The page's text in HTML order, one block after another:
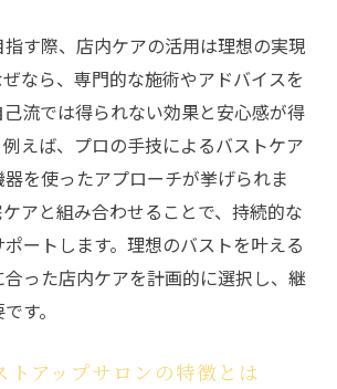
す際、店内ケアの活用は理想の実現
なら、専門的な施術やアドバイスを
流では得られない効果と安心感が得
えば、プロの手技によるバストケア
を使ったアプローチが挙げられま
アと組み合わせることで、持続的な
ートします。理想のバストを叶える
った店内ケアを計画的に選択し、継
す。
トアップサロンの特徴とは